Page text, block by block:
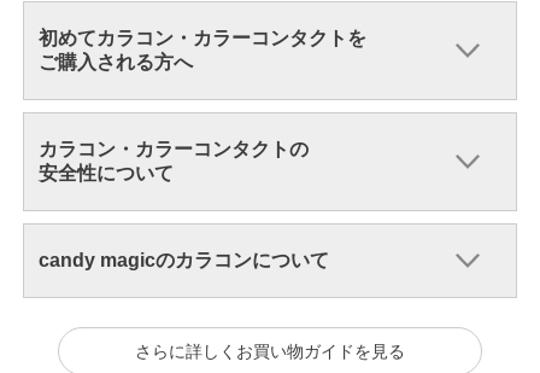
初めてカラコン・カラーコンタクトを
ご購入される方へ
カラコン・カラーコンタクトの
安全性について
candy magicのカラコンについて
さらに詳しくお買い物ガイドを見る